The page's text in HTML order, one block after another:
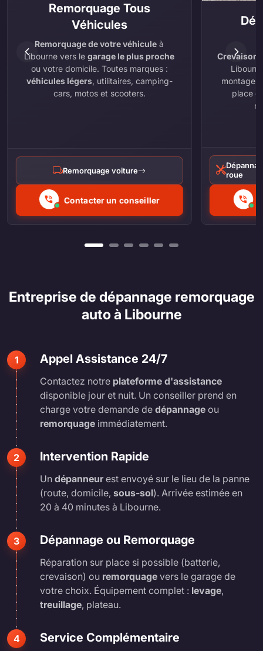
Remorquage Tous
Véhicules
Remorquage de votre véhicule à
Libourne vers legarage le plus proche
ou votre domicile. Toutes marques :
véhicules légers, utilitaires, camping-
cars, motos et scooters.
Remorquage voiture
Contacter un conseiller
Crevaison
montage
place
roue
Entreprise de dépannage remorquage
auto à Libourne
1 Appel Assistance 24/7
Contactez notre plateforme d'assistance
disponible jour et nuit. Un conseiller prend en
charge votre demande de dépannage ou
remorquage immédiatement.
2 Intervention Rapide
Un dépanneurest envoyé sur le lieu de la panne
(route, domicile, sous-sol). Arrivée estimée en
20 à 40 minutes à Libourne.
3 Dépannage ou Remorquage
Réparation sur place si possible (batterie,
crevaison) ou remorquage vers le garage de
votre choix. Équipement complet : levage,
treuillage, plateau.
4 Service Complémentaire